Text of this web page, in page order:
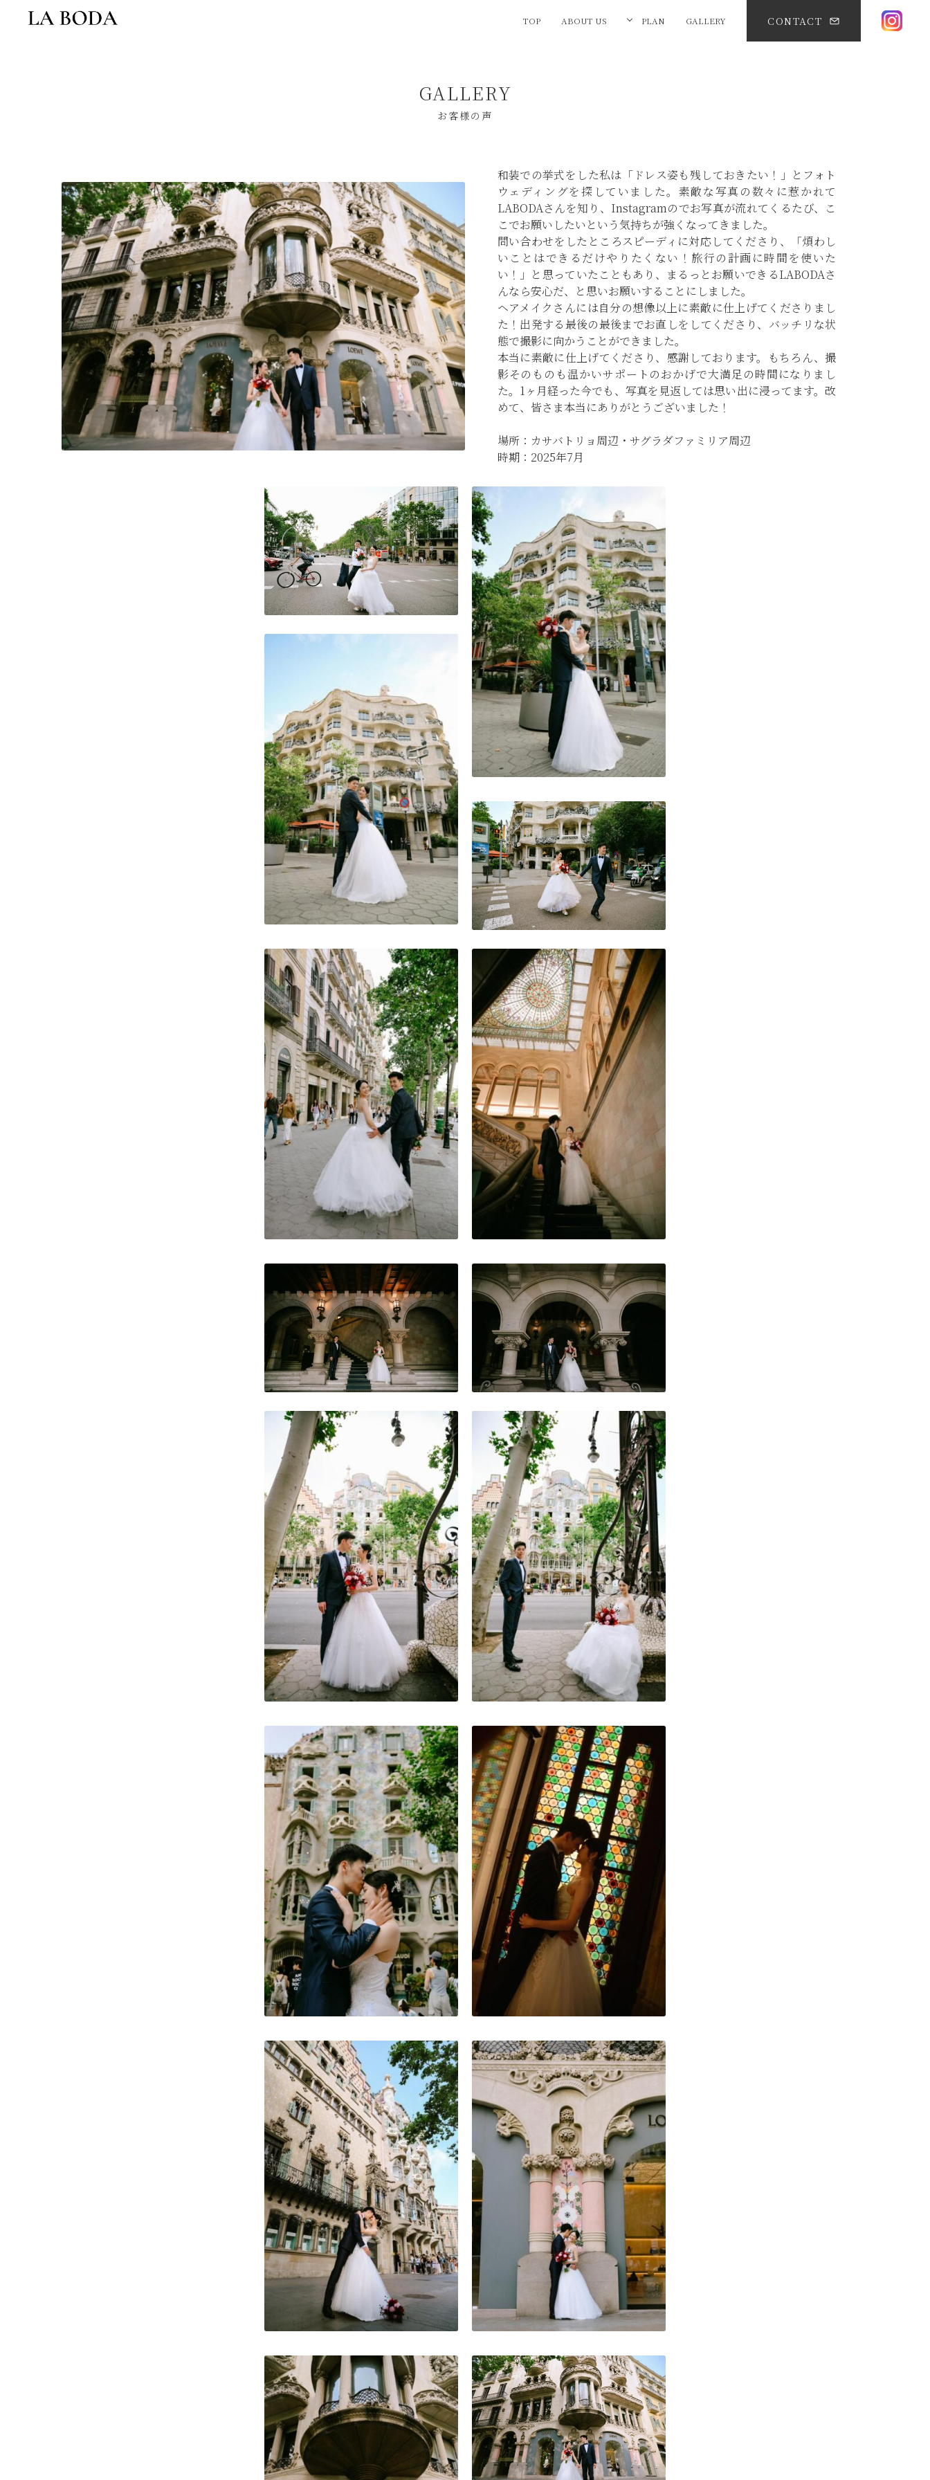
TOP ABOUT US PLAN GALLERY CONTACT
GALLERY
お客様の声
和装での挙式をした私は「ドレス姿も残しておきたい！」とフォト
ウェディングを探していました。素敵な写真の数々に惹かれて
LABODAさんを知り、Instagramのでお写真が流れてくるたび、こ
こでお願いしたいという気持ちが強くなってきました。
問い合わせをしたところスピーディに対応してくださり、「煩わし
いことはできるだけやりたくない！旅行の計画に時間を使いた
い！」と思っていたこともあり、まるっとお願いできるLABODAさ
んなら安心だ、と思いお願いすることにしました。
ヘアメイクさんには自分の想像以上に素敵に仕上げてくださりまし
た！出発する最後の最後までお直しをしてくださり、バッチリな状
態で撮影に向かうことができました。
本当に素敵に仕上げてくださり、感謝しております。もちろん、撮
影そのものも温かいサポートのおかげで大満足の時間になりまし
た。1ヶ月経った今でも、写真を見返しては思い出に浸ってます。改
めて、皆さま本当にありがとうございました！
場所：カサバトリョ周辺・サグラダファミリア周辺
時期：2025年7月